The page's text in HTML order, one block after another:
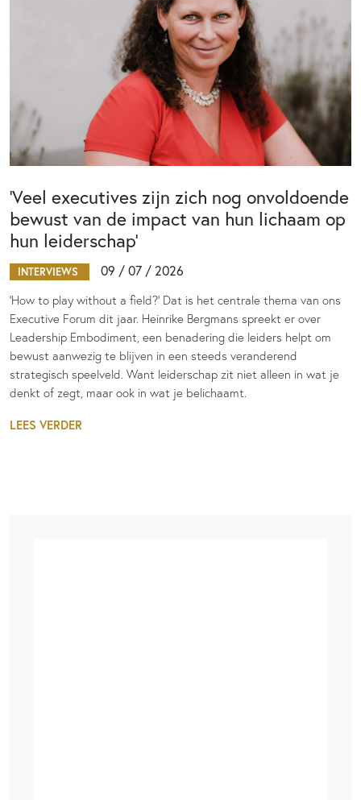
‘Veel executives zijn zich nog onvoldoende
bewust van de impact van hun lichaam op
hun leiderschap’
INTERVIEWS 09 / 07 / 2026
‘How to play without a field?’ Dat is het centrale thema van ons
Executive Forum dit jaar. Heinrike Bergmans spreekt er over
Leadership Embodiment, een benadering die leiders helpt om
bewust aanwezig te blijven in een steeds veranderend
strategisch speelveld. Want leiderschap zit niet alleen in wat je
denkt of zegt, maar ook in wat je belichaamt.
LEES VERDER